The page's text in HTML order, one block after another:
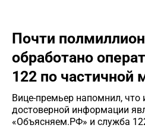
Почти
обработано
122 по частичной
Вице-премьер напомнил, что
достоверной информации
«Объясняем.РФ» и служба